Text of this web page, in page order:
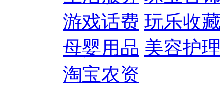
游戏话费 玩乐收
母婴用品 美容护
淘宝农资